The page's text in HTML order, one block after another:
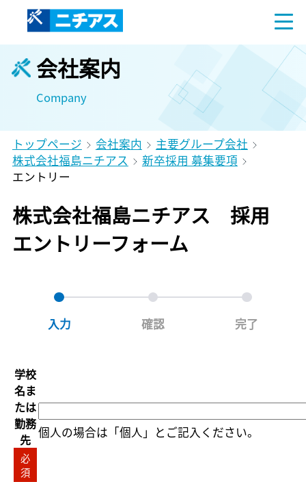
会社案内
Company
トップページ 会社案内
主要グループ会社
株式会社福島ニチアス
新卒採用 募集要項
エントリー
株式会社福島ニチアス 採用
エントリーフォーム
入力 確認 完了
学校
名ま
たは
勤務
先
必
須
個人の場合は「個人」とご記入ください。